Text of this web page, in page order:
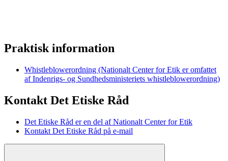
Praktisk information
Whistleblowerordning (Nationalt Center for Etik er omfattet
af Indenrigs- og Sundhedsministeriets whistleblowerordning)
Kontakt Det Etiske Råd
Det Etiske Råd er en del af Nationalt Center for Etik
Kontakt Det Etiske Råd på e-mail